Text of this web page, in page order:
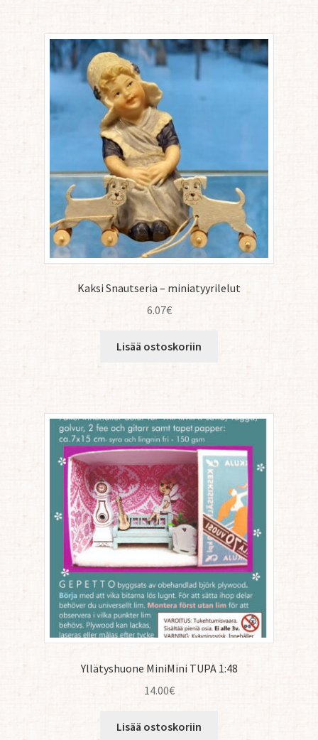
Kaksi Snautseria – miniatyyrilelut
6.07€
Lisää ostoskoriin
Yllätyshuone MiniMini TUPA 1:48
14.00€
Lisää ostoskoriin